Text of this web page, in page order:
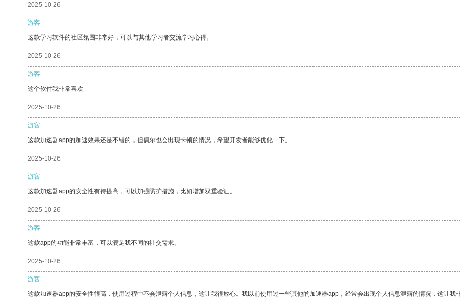
2025-10-26
游客
这款学习软件的社区氛围非常好，可以与其他学习者交流学习心得。
2025-10-26
游客
这个软件我非常喜欢
2025-10-26
游客
这款加速器app的加速效果还是不错的，但偶尔也会出现卡顿的情况，希望开发者能够优化一下。
2025-10-26
游客
这款加速器app的安全性有待提高，可以加强防护措施，比如增加双重验证。
2025-10-26
游客
这款app的功能非常丰富，可以满足我不同的社交需求。
2025-10-26
游客
这款加速器app的安全性很高，使用过程中不会泄露个人信息，这让我很放心。我以前使用过一些其他的加速器app，经常会出现个人信息泄露的情况，这让我